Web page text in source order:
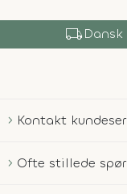
local_shipping
Kontakt
Ofte stillede